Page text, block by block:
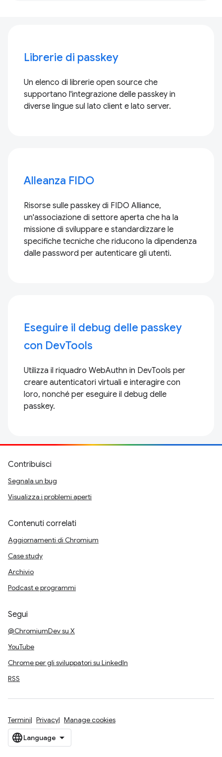
Librerie di passkey
Un elenco di librerie open source che
supportano l'integrazione delle passkey in
diverse lingue sul lato client e lato server.
Alleanza FIDO
Risorse sulle passkey di FIDO Alliance,
un'associazione di settore aperta che ha la
missione di sviluppare e standardizzare le
specifiche tecniche che riducono la dipendenza
dalle password per autenticare gli utenti.
Eseguire il debug delle passkey
con DevTools
Utilizza il riquadro WebAuthn in DevTools per
creare autenticatori virtuali e interagire con
loro, nonché per eseguire il debug delle
passkey.
Contribuisci
Segnala un bug
Visualizza i problemi aperti
Contenuti correlati
Aggiornamenti di Chromium
Case study
Archivio
Podcast e programmi
Segui
@ChromiumDev su X
YouTube
Chrome per gli sviluppatori su LinkedIn
RSS
Termini Privacy Manage cookies